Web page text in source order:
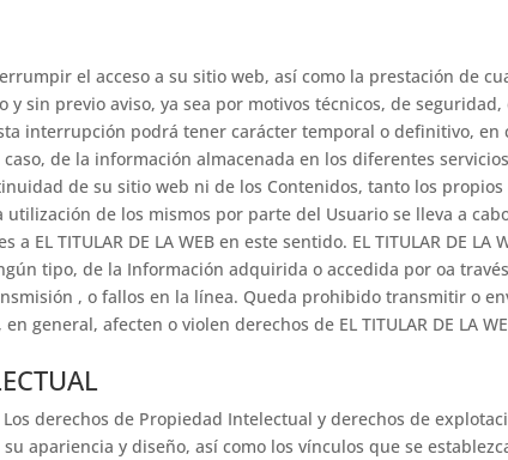
el acceso a su sitio web, así como la prestación de
sin previo aviso, ya sea por motivos técnicos, de
interrupción podrá tener carácter temporal o definitivo, en
de la información almacenada en los diferentes servicios.
de su sitio web ni de los Contenidos, tanto los propios
de los mismos por parte del Usuario se lleva a
EL TITULAR DE LA WEB en este sentido. EL TITULAR DE
tipo, de la Información adquirida o accedida por oa
, o fallos en la línea. Queda prohibido transmitir o
general, afecten o violen derechos de EL TITULAR DE LA
Los derechos de Propiedad Intelectual y derechos de
apariencia y diseño, así como los vínculos que se